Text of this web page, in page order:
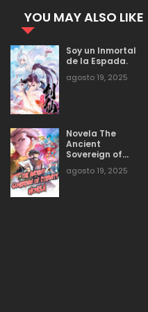
Capitulo 48
Capitulo 47 agosto 19, 2025
Capitulo 46
YOU MAY ALSO LIKE
Soy un Inmortal
de la Espada.
agosto 19, 2025
Novela The
Ancient
Sovereign of
agosto 19, 2025